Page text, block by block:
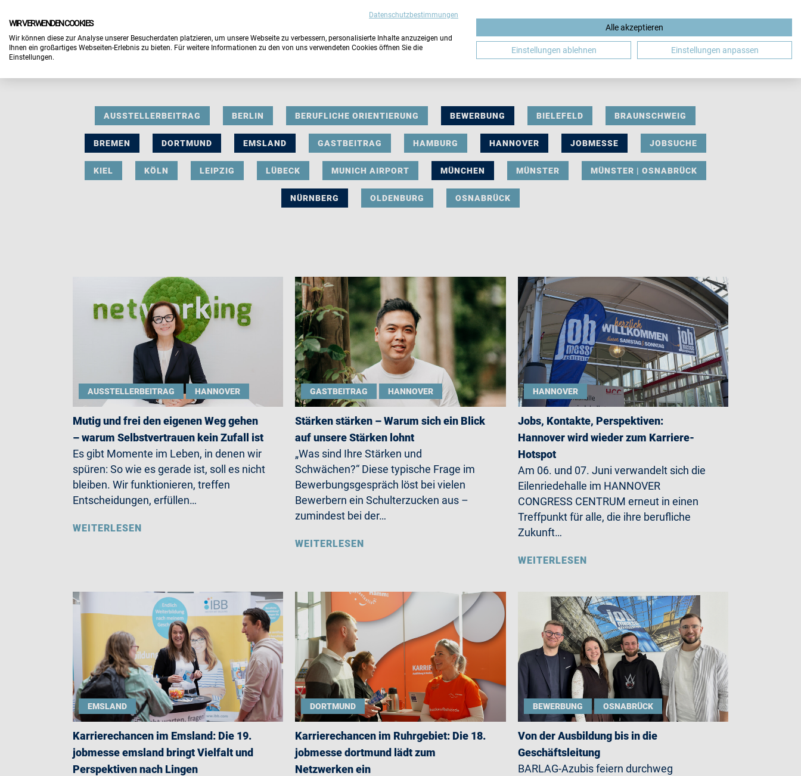
DE
AUSSTELLERBEITRAG BERLIN BERUFLICHE ORIENTIERUNG BEWERBUNG BIELEFELD BRAUNSCHWEIG
BREMEN DORTMUND EMSLAND GASTBEITRAG HAMBURG HANNOVER JOBMESSE JOBSUCHE
KIEL KÖLN LEIPZIG LÜBECK MUNICH AIRPORT MÜNCHEN MÜNSTER MÜNSTER | OSNABRÜCK
NÜRNBERG OLDENBURG OSNABRÜCK
AUSSTELLERBEITRAG HANNOVER
Mutig und frei den eigenen Weg gehen
– warum Selbstvertrauen kein Zufall ist
Es gibt Momente im Leben, in denen wir
spüren: So wie es gerade ist, soll es nicht
bleiben. Wir funktionieren, treffen
Entscheidungen, erfüllen…
WEITERLESEN
GASTBEITRAG HANNOVER
Stärken stärken – Warum sich ein Blick
auf unsere Stärken lohnt
„Was sind Ihre Stärken und
Schwächen?“ Diese typische Frage im
Bewerbungsgespräch löst bei vielen
Bewerbern ein Schulterzucken aus –
zumindest bei der…
WEITERLESEN
HANNOVER
Jobs, Kontakte, Perspektiven:
Hannover wird wieder zum Karriere-
Hotspot
Am 06. und 07. Juni verwandelt sich die
Eilenriedehalle im HANNOVER
CONGRESS CENTRUM erneut in einen
Treffpunkt für alle, die ihre berufliche
Zukunft…
WEITERLESEN
EMSLAND
Karrierechancen im Emsland: Die 19.
jobmesse emsland bringt Vielfalt und
Perspektiven nach Lingen
DORTMUND
Karrierechancen im Ruhrgebiet: Die 18.
jobmesse dortmund lädt zum
Netzwerken ein
BEWERBUNG OSNABRÜCK
Von der Ausbildung bis in die
Geschäftsleitung
BARLAG-Azubis feiern durchweg
Datenschutzbestimmungen
WIR VERWENDEN COOKIES
Wir können diese zur Analyse unserer Besucherdaten platzieren, um unsere Webseite zu verbessern, personalisierte Inhalte anzuzeigen und
Ihnen ein großartiges Webseiten-Erlebnis zu bieten. Für weitere Informationen zu den von uns verwendeten Cookies öffnen Sie die
Einstellungen.
Alle akzeptieren
Einstellungen ablehnen Einstellungen anpassen